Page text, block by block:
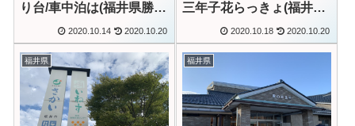
り台/車中泊は(福井県勝山
2020.10.14 2020.10.20
三年子花らっきょ(福井県
2020.10.18 2020.10.20
福井県 福井県